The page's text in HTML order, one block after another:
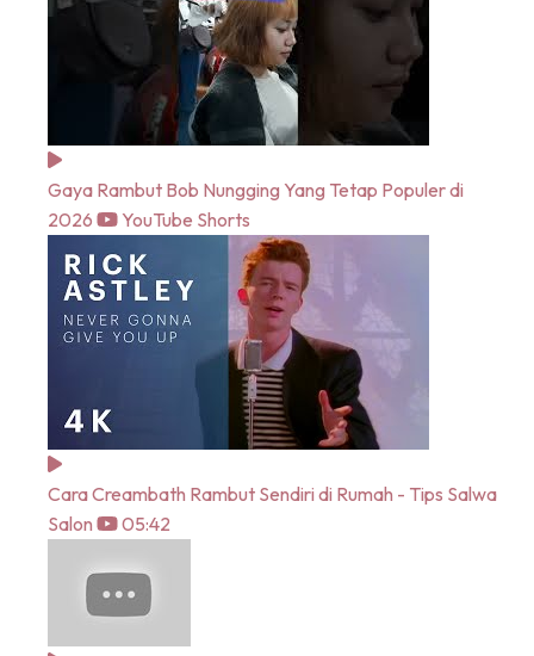
Gaya Rambut Bob Nungging Yang Tetap Populer di
2026
YouTube Shorts
Cara Creambath Rambut Sendiri di Rumah - Tips Salwa
Salon
05:42